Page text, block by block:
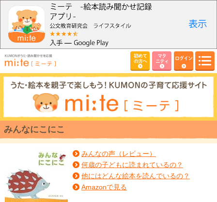
初めて
の方へ
マタ
ニティ
ログイン
みんなにこにこ
みんなの声（レビュー）
何歳の子どもに読まれているの？
他にはどんな絵本を読んでいるの？
Amazonで見る